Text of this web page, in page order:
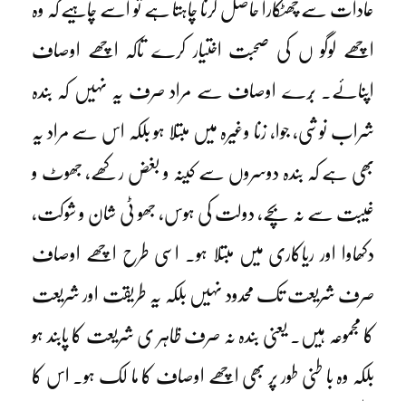
عادات سے چھٹکارا حاصل کرنا چاہتا ہے تو اسے چاہیے کہ وہ
اچھے لوگو ں کی صحبت اختیار کرے تاکہ اچھے اوصاف
اپنائے۔ بُرے اوصاف سے مراد صرف یہ نہیں کہ بندہ
شراب نوشی، جوا، زنا وغیرہ میں مبتلا ہو بلکہ اس سے مراد یہ
بھی ہے کہ بندہ دوسروں سے کینہ و بغض رکھے، جھوٹ و
غیبت سے نہ بچے، دولت کی ہوس، جھو ٹی شان و شوکت،
دکھاوا اور ریاکاری میں مبتلا ہو۔ اسی طرح اچھے اوصاف
صرف شریعت تک محدود نہیں بلکہ یہ طریقت اور شریعت
کا مجموعہ ہیں۔ یعنی بندہ نہ صرف ظاہر ی شریعت کا پابند ہو
بلکہ وہ با طنی طور پر بھی اچھے اوصاف کا ما لک ہو۔ اس کا